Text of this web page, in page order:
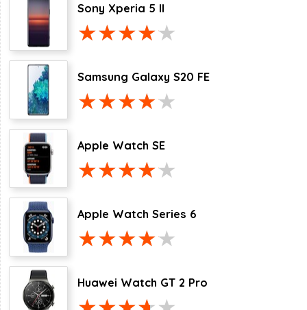
Sony Xperia 5 II
Samsung Galaxy S20 FE
Apple Watch SE
Apple Watch Series 6
Huawei Watch GT 2 Pro